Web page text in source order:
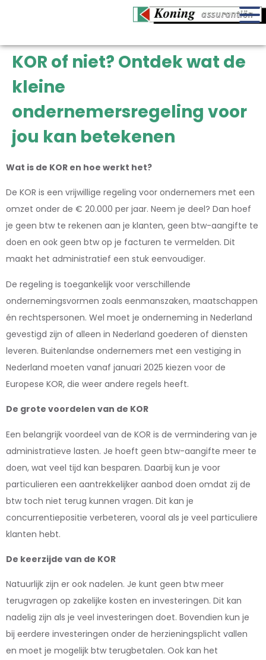
KOR of niet? Ontdek wat de
kleine
ondernemersregeling voor
jou kan betekenen
Wat is de KOR en hoe werkt het?
De KOR is een vrijwillige regeling voor ondernemers met een
omzet onder de € 20.000 per jaar. Neem je deel? Dan hoef
je geen btw te rekenen aan je klanten, geen btw-aangifte te
doen en ook geen btw op je facturen te vermelden. Dit
maakt het administratief een stuk eenvoudiger.
De regeling is toegankelijk voor verschillende
ondernemingsvormen zoals eenmanszaken, maatschappen
én rechtspersonen. Wel moet je onderneming in Nederland
gevestigd zijn of alleen in Nederland goederen of diensten
leveren. Buitenlandse ondernemers met een vestiging in
Nederland moeten vanaf januari 2025 kiezen voor de
Europese KOR, die weer andere regels heeft.
De grote voordelen van de KOR
Een belangrijk voordeel van de KOR is de vermindering van je
administratieve lasten. Je hoeft geen btw-aangifte meer te
doen, wat veel tijd kan besparen. Daarbij kun je voor
particulieren een aantrekkelijker aanbod doen omdat zij de
btw toch niet terug kunnen vragen. Dit kan je
concurrentiepositie verbeteren, vooral als je veel particuliere
klanten hebt.
De keerzijde van de KOR
Natuurlijk zijn er ook nadelen. Je kunt geen btw meer
terugvragen op zakelijke kosten en investeringen. Dit kan
nadelig zijn als je veel investeringen doet. Bovendien kun je
bij eerdere investeringen onder de herzieningsplicht vallen
en moet je mogelijk btw terugbetalen. Ook kan het